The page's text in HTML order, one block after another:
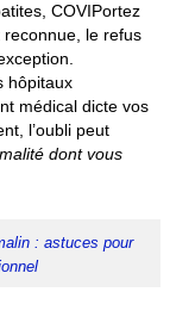
COVIPortez
le refus
hôpitaux
médical dicte vos
l’oubli peut
dont vous
: astuces pour